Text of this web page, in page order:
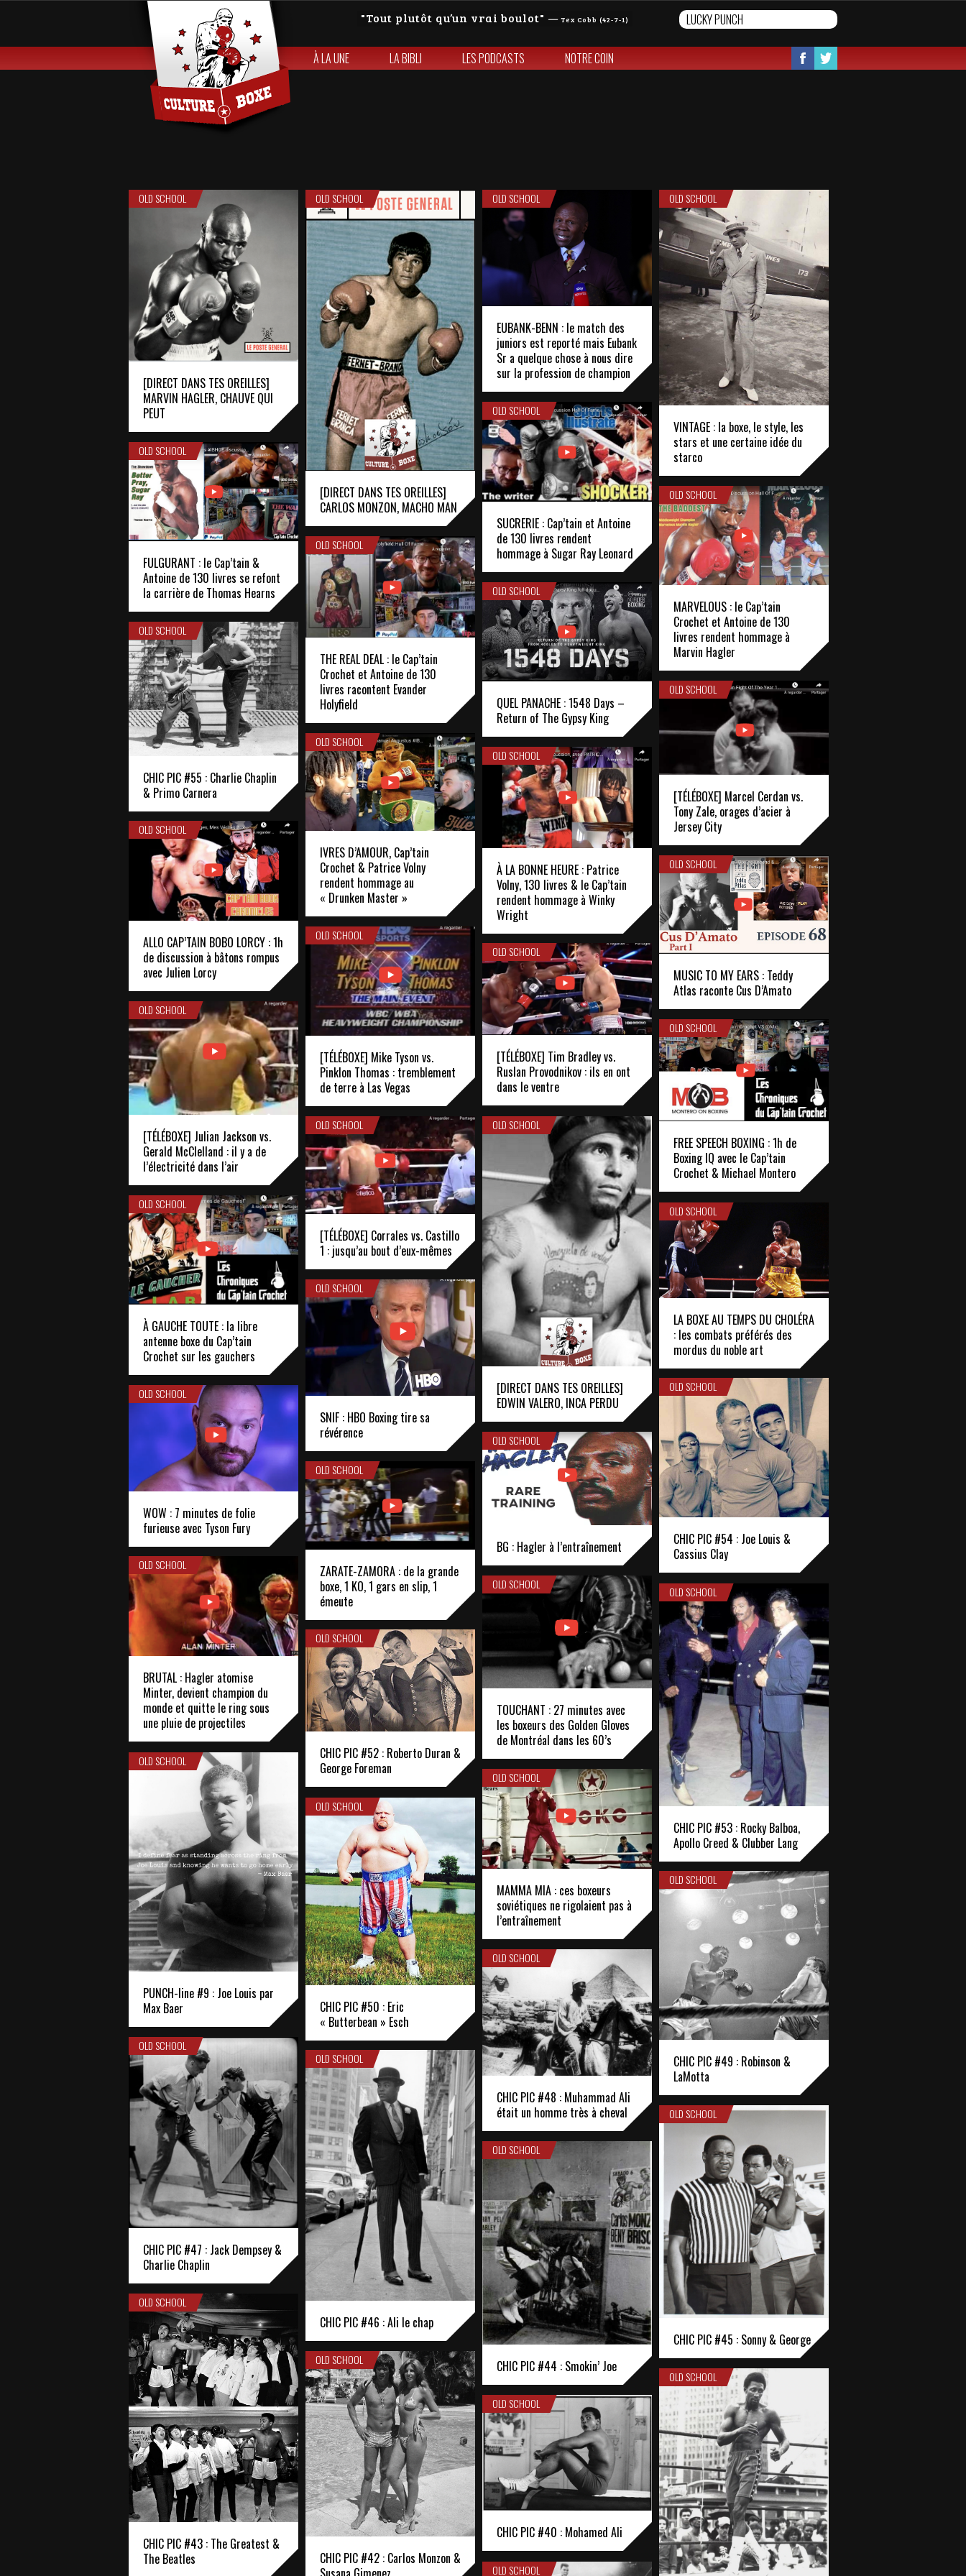
Tout plutôt qu’un vrai boulot — Tex Cobb (42-7-1)
À LA UNE LA BIBLI LES PODCASTS NOTRE COIN
OLD SCHOOL
[DIRECT DANS TES OREILLES]
MARVIN HAGLER, CHAUVE QUI
PEUT
OLD SCHOOL
[DIRECT DANS TES OREILLES]
CARLOS MONZON, MACHO MAN
OLD SCHOOL
EUBANK-BENN : le match des
juniors est reporté mais Eubank
Sr a quelque chose à nous dire
sur la profession de champion
OLD SCHOOL
VINTAGE : la boxe, le style, les
stars et une certaine idée du
starco
OLD SCHOOL
SUCRERIE : Cap’tain et Antoine
de 130 livres rendent
hommage à Sugar Ray Leonard
OLD SCHOOL
FULGURANT : le Cap’tain &
Antoine de 130 livres se refont
la carrière de Thomas Hearns
OLD SCHOOL
MARVELOUS : le Cap’tain
Crochet et Antoine de 130
livres rendent hommage à
Marvin Hagler
OLD SCHOOL
THE REAL DEAL : le Cap’tain
Crochet et Antoine de 130
livres racontent Evander
Holyfield
OLD SCHOOL
QUEL PANACHE : 1548 Days –
Return of The Gypsy King
OLD SCHOOL
CHIC PIC #55 : Charlie Chaplin
& Primo Carnera
OLD SCHOOL
[TÉLÉBOXE] Marcel Cerdan vs.
Tony Zale, orages d’acier à
Jersey City
OLD SCHOOL
IVRES D’AMOUR, Cap’tain
Crochet & Patrice Volny
rendent hommage au
« Drunken Master »
OLD SCHOOL
À LA BONNE HEURE : Patrice
Volny, 130 livres & le Cap’tain
rendent hommage à Winky
Wright
OLD SCHOOL
ALLO CAP’TAIN BOBO LORCY : 1h
de discussion à bâtons rompus
avec Julien Lorcy
OLD SCHOOL
MUSIC TO MY EARS : Teddy
Atlas raconte Cus D’Amato
OLD SCHOOL
[TÉLÉBOXE] Mike Tyson vs.
Pinklon Thomas : tremblement
de terre à Las Vegas
OLD SCHOOL
[TÉLÉBOXE] Tim Bradley vs.
Ruslan Provodnikov : ils en ont
dans le ventre
OLD SCHOOL
[TÉLÉBOXE] Julian Jackson vs.
Gerald McClelland : il y a de
l’électricité dans l’air
OLD SCHOOL
FREE SPEECH BOXING : 1h de
Boxing IQ avec le Cap’tain
Crochet & Michael Montero
OLD SCHOOL
[DIRECT DANS TES OREILLES]
EDWIN VALERO, INCA PERDU
OLD SCHOOL
[TÉLÉBOXE] Corrales vs. Castillo
1 : jusqu’au bout d’eux-mêmes
OLD SCHOOL
À GAUCHE TOUTE : la libre
antenne boxe du Cap’tain
Crochet sur les gauchers
OLD SCHOOL
LA BOXE AU TEMPS DU CHOLÉRA
: les combats préférés des
mordus du noble art
OLD SCHOOL
SNIF : HBO Boxing tire sa
révérence
OLD SCHOOL
CHIC PIC #54 : Joe Louis &
Cassius Clay
OLD SCHOOL
WOW : 7 minutes de folie
furieuse avec Tyson Fury
OLD SCHOOL
BG : Hagler à l’entraînement
OLD SCHOOL
ZARATE-ZAMORA : de la grande
boxe, 1 KO, 1 gars en slip, 1
émeute
OLD SCHOOL
BRUTAL : Hagler atomise
Minter, devient champion du
monde et quitte le ring sous
une pluie de projectiles
OLD SCHOOL
TOUCHANT : 27 minutes avec
les boxeurs des Golden Gloves
de Montréal dans les 60’s
OLD SCHOOL
CHIC PIC #53 : Rocky Balboa,
Apollo Creed & Clubber Lang
OLD SCHOOL
CHIC PIC #52 : Roberto Duran &
George Foreman
OLD SCHOOL
PUNCH-line #9 : Joe Louis par
Max Baer
OLD SCHOOL
MAMMA MIA : ces boxeurs
soviétiques ne rigolaient pas à
l’entraînement
OLD SCHOOL
CHIC PIC #50 : Eric
« Butterbean » Esch
OLD SCHOOL
CHIC PIC #49 : Robinson &
LaMotta
OLD SCHOOL
CHIC PIC #48 : Muhammad Ali
était un homme très à cheval
OLD SCHOOL
CHIC PIC #47 : Jack Dempsey &
Charlie Chaplin
OLD SCHOOL
CHIC PIC #46 : Ali le chap
OLD SCHOOL
CHIC PIC #45 : Sonny & George
OLD SCHOOL
CHIC PIC #44 : Smokin’ Joe
OLD SCHOOL
CHIC PIC #43 : The Greatest &
The Beatles
OLD SCHOOL
CHIC PIC #42 : Carlos Monzon &
OLD SCHOOL
OLD SCHOOL
CHIC PIC #40 : Mohamed Ali
OLD SCHOOL